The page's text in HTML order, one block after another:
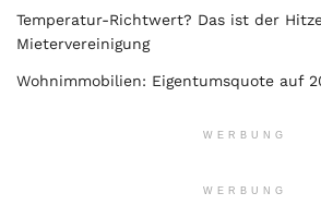
Temperatur-Richtwert? Das ist der
Mietervereinigung
Wohnimmobilien: Eigentumsquote auf
WERBUNG
WERBUNG